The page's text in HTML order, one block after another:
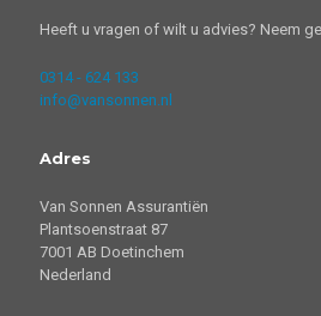
Heeft u vragen of wilt u advies? Neem
0314 - 624 133
info@vansonnen.nl
Adres
Van Sonnen Assurantiën
Plantsoenstraat 87
7001 AB Doetinchem
Nederland